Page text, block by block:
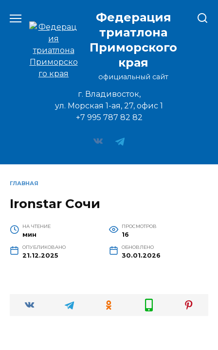
содержанию
Федерация
триатлона
Приморского
края
официальный сайт
г. Владивосток,
ул. Морская 1-ая, 27, офис 1
+7 995 787 82 82
ГЛАВНАЯ
Ironstar Сочи
НА ЧТЕНИЕ
мин
ПРОСМОТРОВ
16
ОПУБЛИКОВАНО
21.12.2025
ОБНОВЛЕНО
30.01.2026